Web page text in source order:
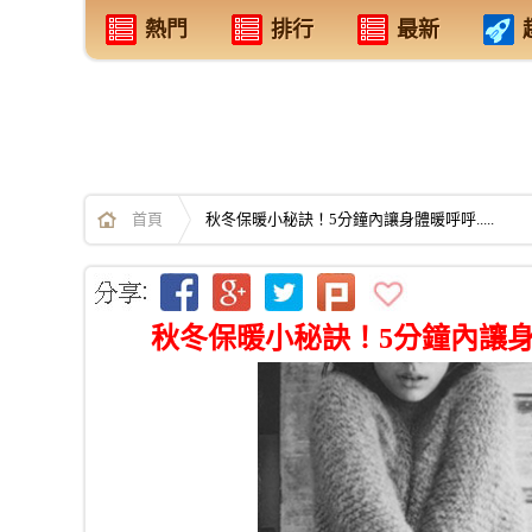
熱門 排行 最新
首頁 秋冬保暖小秘訣！5分鐘內讓身體暖呼呼.....
秋冬保暖小秘訣！5分鐘內讓